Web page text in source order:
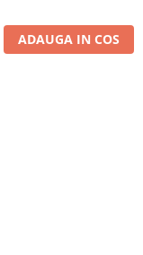
ADAUGA IN COS